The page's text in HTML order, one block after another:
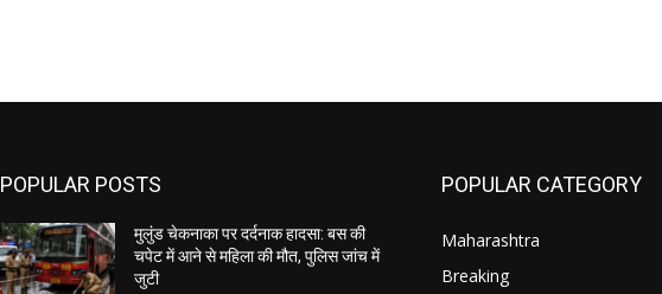
POPULAR POSTS
मुलुंड चेकनाका पर दर्दनाक हादसा: बस की
चपेट में आने से महिला की मौत, पुलिस जांच में
जुटी
POPULAR CATEGORY
Maharashtra
Breaking